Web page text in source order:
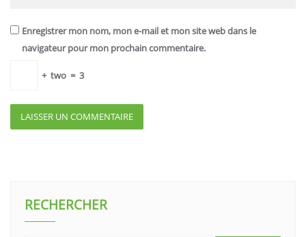
Enregistrer mon nom, mon e-mail et mon site web dans le
navigateur pour mon prochain commentaire.
+ two = 3
RECHERCHER